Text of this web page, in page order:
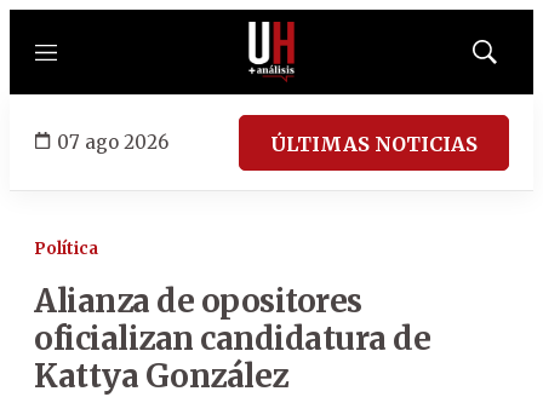
Menú
Mostrar
07 ago 2026 ÚLTIMAS NOTICIAS
Política
Alianza de opositores
oficializan candidatura de
Kattya González